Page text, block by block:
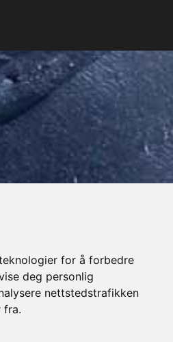
for å forbedre
deg personlig
nettstedstrafikken
fra.